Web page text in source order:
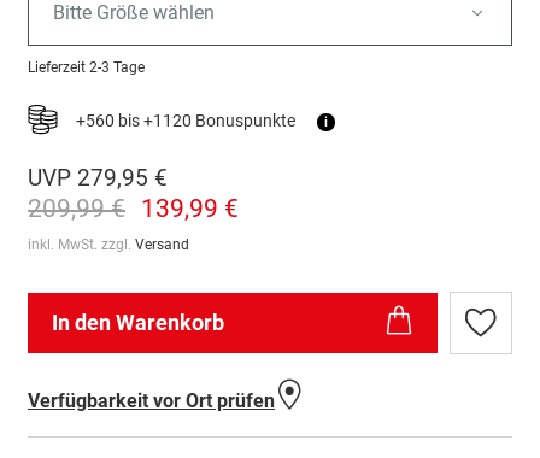
Bitte Größe wählen
Lieferzeit 2-3 Tage
+560 bis +1120 Bonuspunkte i
UVP 279,95 €
209,99 € 139,99 €
inkl. MwSt. zzgl. Versand
In den Warenkorb
Zur
Verfügbarkeit vor Ort prüfen